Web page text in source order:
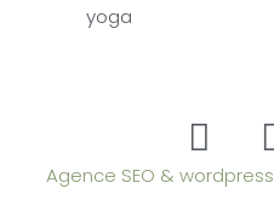
yoga
Agence SEO & wordpress